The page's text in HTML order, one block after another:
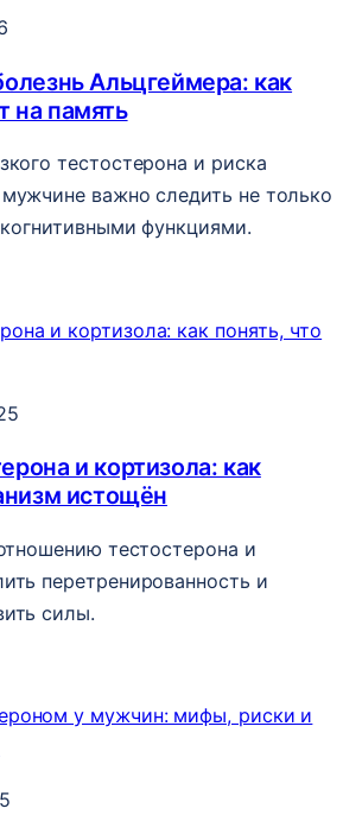
Альцгеймера: как
на память
тестостерона и риска
важно следить не только
функциями.
и кортизола: как
истощён
тестостерона и
перетренированность и
силы.